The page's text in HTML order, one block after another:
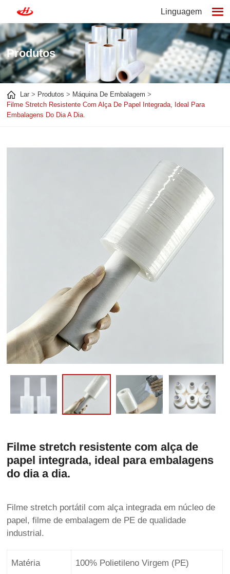
Linguagem
Produtos
Lar Produtos
Máquina De Embalagem
Filme Stretch Resistente Com Alça De Papel Integrada, Ideal Para
Embalagens Do Dia A Dia.
Filme stretch resistente com alça de
papel integrada, ideal para embalagens
do dia a dia.
Filme stretch portátil com alça integrada em núcleo de
papel, filme de embalagem de PE de qualidade
industrial.
Matéria 100% Polietileno Virgem (PE)